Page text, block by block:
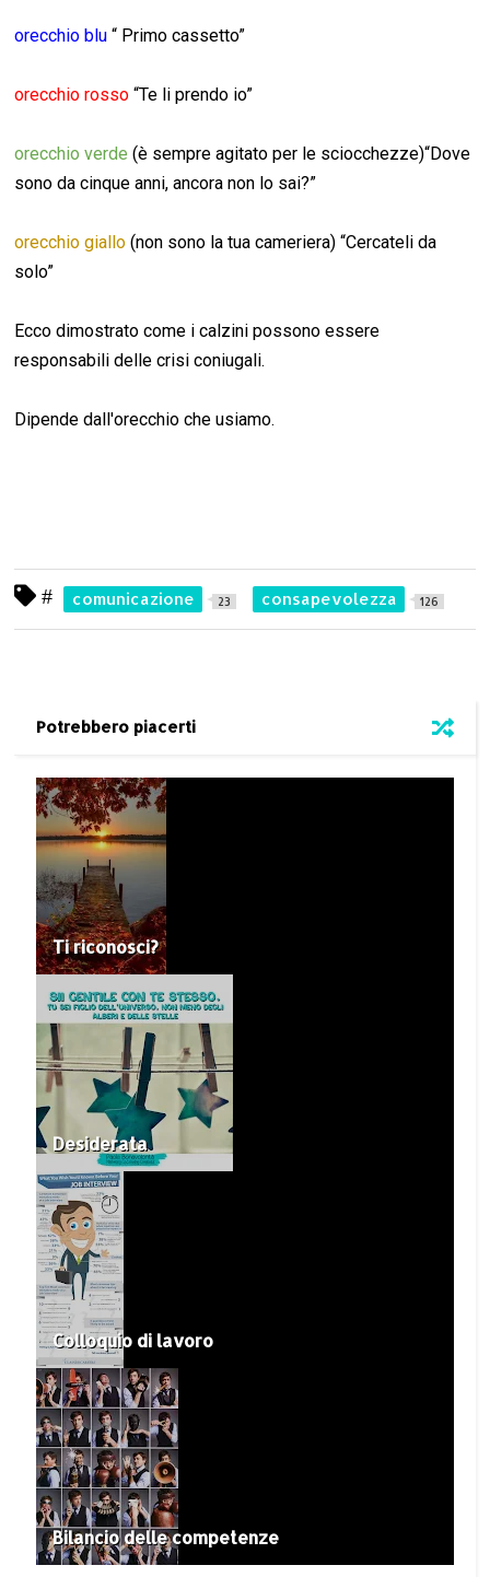
orecchio blu “ Primo cassetto”
orecchio rosso“Te li prendo io”
orecchio verde (è sempre agitato per le sciocchezze)“Dove
sono da cinque anni, ancora non lo sai?”
orecchio giallo (non sono la tua cameriera) “Cercateli da
solo”
Ecco dimostrato come i calzini possono essere
responsabili delle crisi coniugali.
Dipende dall'orecchio che usiamo.
# comunicazione 23 consapevolezza 126
Potrebbero piacerti
Ti riconosci?
Desiderata
Colloquio di lavoro
Bilancio delle competenze